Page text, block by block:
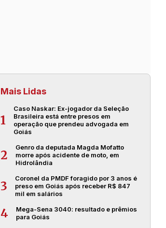
Mais Lidas
1
Caso Naskar: Ex-jogador da Seleção
Brasileira está entre presos em
operação que prendeu advogada em
Goiás
2
Genro da deputada Magda Mofatto
morre após acidente de moto, em
Hidrolândia
3
Coronel da PMDF foragido por 3 anos é
preso em Goiás após receber R$ 847
mil em salários
4
Mega-Sena 3040: resultado e prêmios
para Goiás